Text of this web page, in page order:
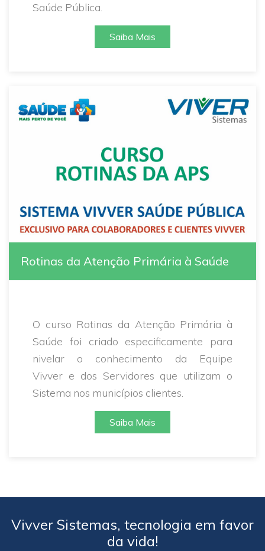
Saúde Pública.
Saiba Mais
Rotinas da Atenção Primária à Saúde
O curso Rotinas da Atenção Primária à
Saúde foi criado especificamente para
nivelar o conhecimento da Equipe
Vivver e dos Servidores que utilizam o
Sistema nos municípios clientes.
Saiba Mais
Vivver Sistemas, tecnologia em favor
da vida!